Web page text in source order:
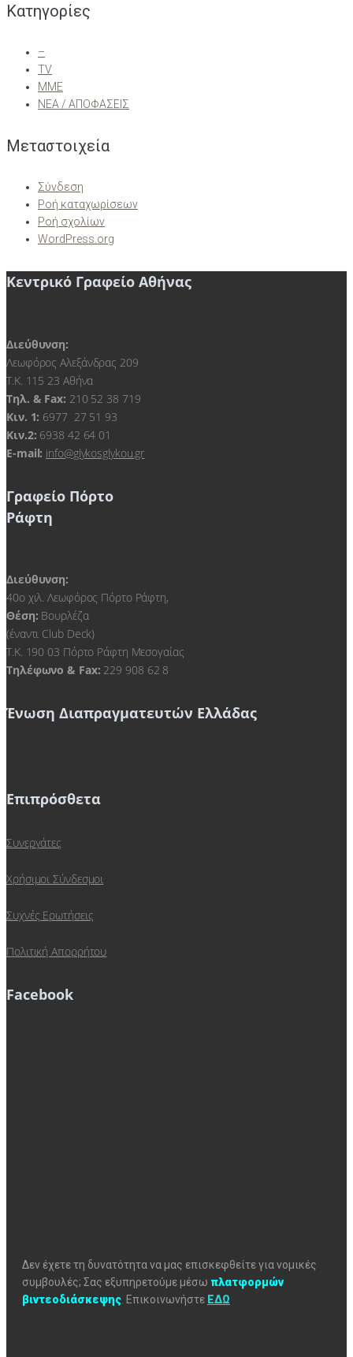
Kατηγορίες
–
TV
ΜΜΕ
ΝΕΑ / ΑΠΟΦΑΣΕΙΣ
Μεταστοιχεία
Σύνδεση
Ροή καταχωρίσεων
Ροή σχολίων
WordPress.org
Κεντρικό Γραφείο Αθήνας
Διεύθυνση:
Λεωφόρος Αλεξάνδρας 209
Τ.Κ. 115 23 Αθήνα
Τηλ. & Fax: 210 52 38 719
Kιν. 1: 6977 27 51 93
Κιν.2: 6938 42 64 01
E-mail: info@glykosglykou.gr
Γραφείο Πόρτο
Ράφτη
Διεύθυνση:
40ο χιλ. Λεωφόρος Πόρτο Ράφτη,
Θέση: Βουρλέζα
(έναντι Club Deck)
Τ.Κ. 190 03 Πόρτο Ράφτη Μεσογαίας
Τηλέφωνο & Fax: 229 908 62 8
Ένωση Διαπραγματευτών Ελλάδας
Επιπρόσθετα
Συνεργάτες
Χρήσιμοι Σύνδεσμοι
Συχνές Ερωτήσεις
Πολιτική Απορρήτου
Facebook
Δεν έχετε τη δυνατότητα να μας επισκεφθείτε για νομικές
συμβουλές; Σας εξυπηρετούμε μέσω πλατφορμών
βιντεοδιάσκεψης Επικοινωνήστε ΕΔΩ